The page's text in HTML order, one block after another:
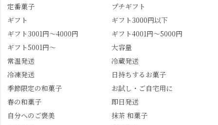
定番菓子
プチギフト
ギフト
ギフト3000円以下
ギフト3001円～4000円
ギフト4001円～5000円
ギフト5001円～
大容量
常温発送
冷蔵発送
冷凍発送
日持ちするお菓子
季節限定の和菓子
お試し・ご自宅用に
春の和菓子
即日発送
自分へのご褒美
抹茶 和菓子